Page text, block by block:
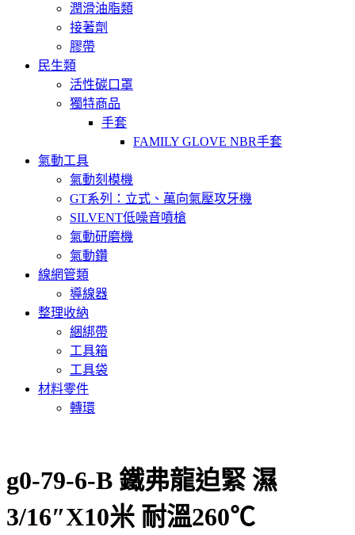
潤滑油脂類
接著劑
膠帶
民生類
活性碳口罩
獨特商品
手套
FAMILY GLOVE NBR手套
氣動工具
氣動刻模機
GT系列：立式、萬向氣壓攻牙機
SILVENT低噪音噴槍
氣動研磨機
氣動鑽
線網管類
導線器
整理收納
綑綁帶
工具箱
工具袋
材料零件
轉環
g0-79-6-B 鐵弗龍迫緊 濕
3/16″X10米 耐溫260℃